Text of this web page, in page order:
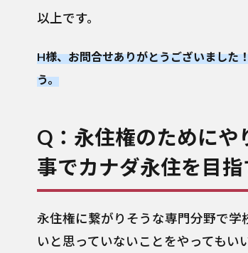
以上です。
H様、お問合せありがとうございました
う。
Q：永住権のためにや
事でカナダ永住を目
永住権に繋がりそうな専門分野で
いと思っていないことをやっても